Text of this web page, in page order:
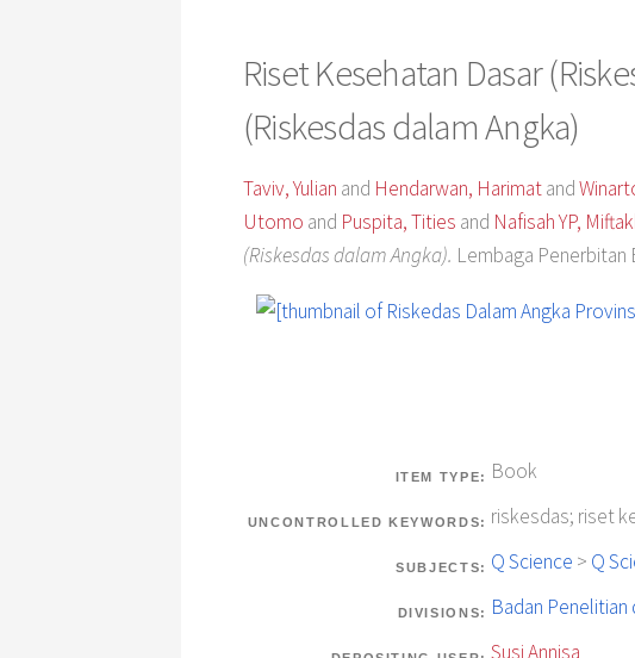
Riset Kesehatan Dasar
(Riskesdas dalam Angka)
Taviv, Yulian and Hendarwan, Harimatand
Utomo and Puspita, Tities and Nafisah YP,
(Riskesdas dalam Angka). Lembaga Penerbitan
ITEM TYPE: Book
UNCONTROLLED KEYWORDS: riskesdas; riset
SUBJECTS: Q Science > Q
DIVISIONS: Badan
Susi Annisa